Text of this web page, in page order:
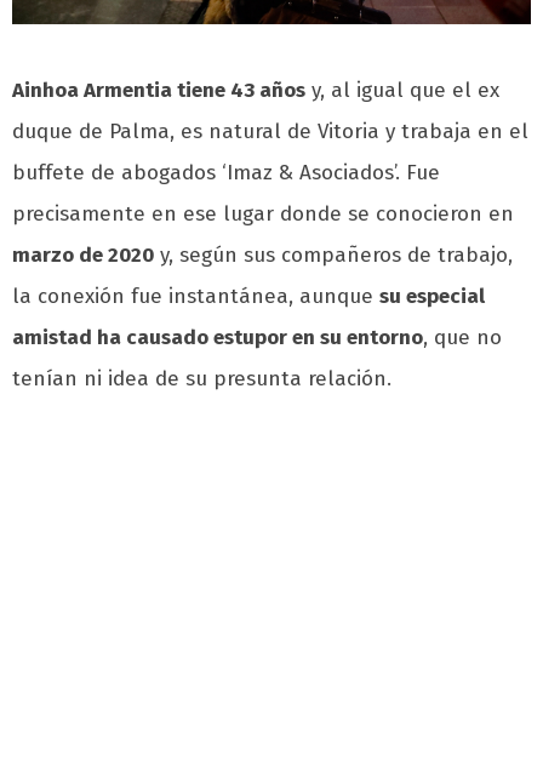
Ainhoa Armentia tiene 43 años y, al igual que el ex
duque de Palma, es natural de Vitoria y trabaja en el
buffete de abogados ‘Imaz & Asociados’. Fue
precisamente en ese lugar donde se conocieron en
marzo de 2020 y, según sus compañeros de trabajo,
la conexión fue instantánea, aunque su especial
amistad ha causado estupor en su entorno, que no
tenían ni idea de su presunta relación.